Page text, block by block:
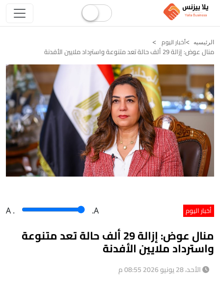
الرئيسيه أخبار اليوم
منال عوض: إزالة 29 ألف حالة تعد متنوعة واسترداد ملايين الأفدنة
أخبار اليوم A . .A
منال عوض: إزالة 29 ألف حالة تعد متنوعة
واسترداد ملايين الأفدنة
الأحد، 28 يونيو 2026 08:55 م